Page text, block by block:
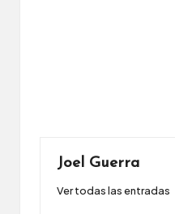
Joel Guerra
Ver todas las entradas